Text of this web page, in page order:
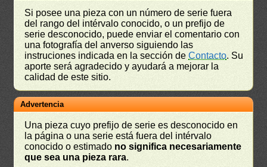
Si posee una pieza con un número de serie fuera
del rango del intérvalo conocido, o un prefijo de
serie desconocido, puede enviar el comentario con
una fotografía del anverso siguiendo las
instruciones indicada en la sección deContacto. Su
aporte será agradecido y ayudará a mejorar la
calidad de este sitio.
Advertencia
Una pieza cuyo prefijo de serie es desconocido en
la página o una serie está fuera del intérvalo
conocido o estimado no significa necesariamente
que sea una pieza rara.